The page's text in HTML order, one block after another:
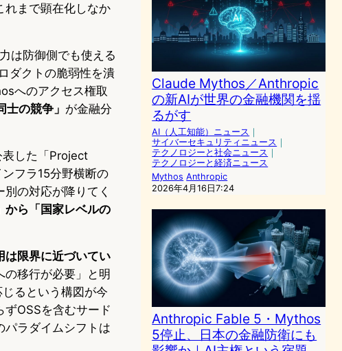
れまで顕在化しなか
は防御側でも使える
ダクトの脆弱性を潰
へのアクセス権取
の競争」 が金融分
表した「Project
フラ15分野横断の
の対応が降りてく
から「国家レベルの
は限界に近づいてい
の移行が必要」と明
るという構図が今
OSSを含むサード
パラダイムシフトは
Claude Mythos／Anthropic
の新AIが世界の金融機関を揺
るがす
AI（人工知能）ニュース ｜
サイバーセキュリティニュース ｜
テクノロジーと社会ニュース ｜
テクノロジーと経済ニュース
Mythos Anthropic
2026年4月16日7:24
Anthropic Fable 5・Mythos
5停止、日本の金融防衛にも